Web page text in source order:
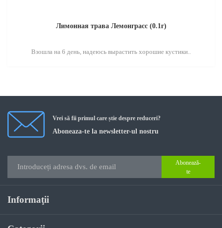
Лимонная трава Лемонграсс (0.1г)
Взошла на 6 день, надеюсь вырастить хорошие кустики..
Vrei să fii primul care știe despre reduceri?
Aboneaza-te la newsletter-ul nostru
Abonează-
te
Informaţii